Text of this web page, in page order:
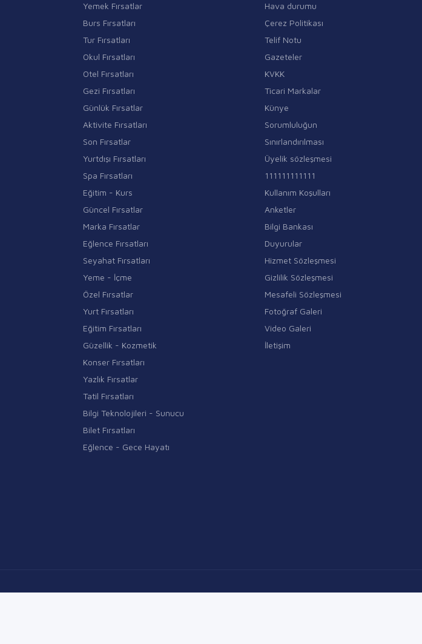
Yemek Fırsatlar
Burs Fırsatları
Tur Fırsatları
Okul Fırsatları
Otel Fırsatları
Gezi Fırsatları
Günlük Fırsatlar
Aktivite Fırsatları
Son Fırsatlar
Yurtdışı Fırsatları
Spa Fırsatları
Eğitim - Kurs
Güncel Fırsatlar
Marka Fırsatlar
Eğlence Fırsatları
Seyahat Fırsatları
Yeme - İçme
Özel Fırsatlar
Yurt Fırsatları
Eğitim Fırsatları
Güzellik - Kozmetik
Konser Fırsatları
Yazlık Fırsatlar
Tatil Fırsatları
Bilgi Teknolojileri - Sunucu
Bilet Fırsatları
Eğlence - Gece Hayatı
Hava durumu
Çerez Politikası
Telif Notu
Gazeteler
KVKK
Ticari Markalar
Künye
Sorumluluğun
Sınırlandırılması
Üyelik sözleşmesi
111111111111
Kullanım Koşulları
Anketler
Bilgi Bankası
Duyurular
Hizmet Sözleşmesi
Gizlilik Sözleşmesi
Mesafeli Sözleşmesi
Fotoğraf Galeri
Video Galeri
İletişim